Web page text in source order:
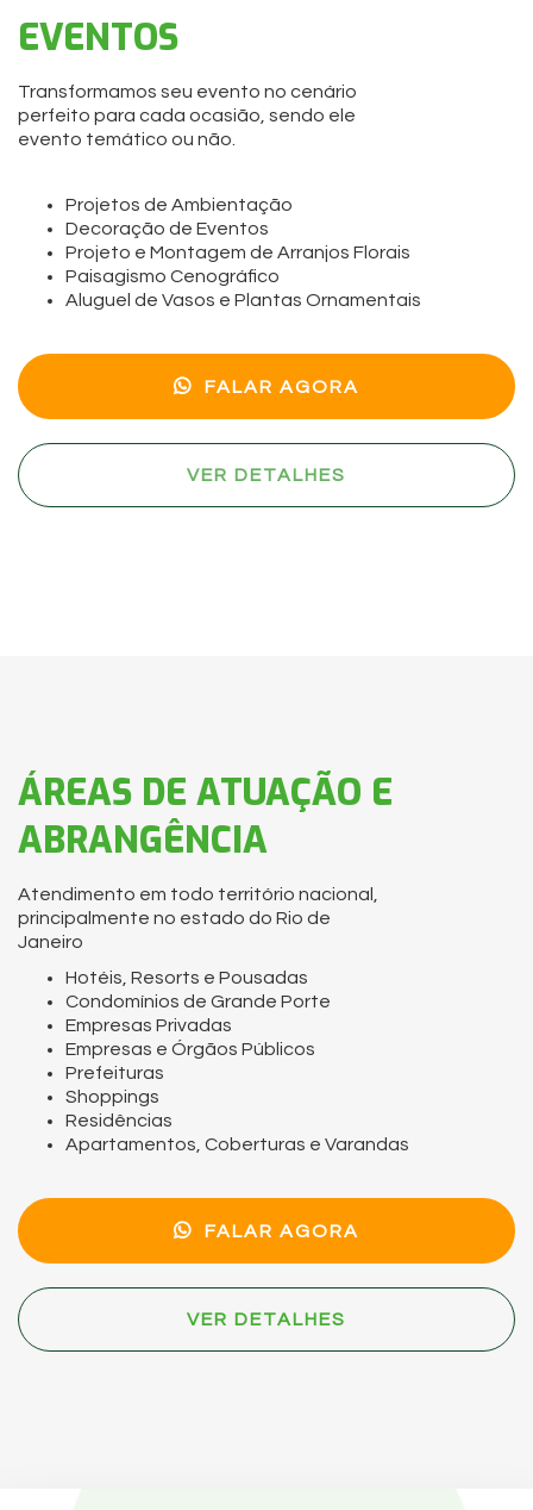
EVENTOS
Transformamos seu evento no cenário
perfeito para cada ocasião, sendo ele
evento temático ou não.
Projetos de Ambientação
Decoração de Eventos
Projeto e Montagem de Arranjos Florais
Paisagismo Cenográfico
Aluguel de Vasos e Plantas Ornamentais
FALAR AGORA
VER DETALHES
ÁREAS DE ATUAÇÃO E
ABRANGÊNCIA
Atendimento em todo território nacional,
principalmente no estado do Rio de
Janeiro
Hotéis, Resorts e Pousadas
Condomínios de Grande Porte
Empresas Privadas
Empresas e Órgãos Públicos
Prefeituras
Shoppings
Residências
Apartamentos, Coberturas e Varandas
FALAR AGORA
VER DETALHES